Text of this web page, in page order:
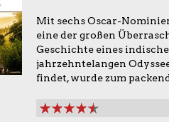
Mit sechs Oscar-
eine der großen
Geschichte eines
jahrzehntelangen
findet, wurde zum